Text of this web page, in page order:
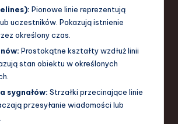
Pionowe linie reprezentują
uczestników. Pokazują istnienie
określony czas.
Prostokątne kształty wzdłuż linii
stan obiektu w określonych
sygnałów: Strzałki przecinające linie
przesyłanie wiadomości lub